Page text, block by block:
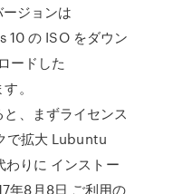
ジョンは
10 の ISO をダウン
ードした
。
、まずライセンス
で拡大 Lubuntu
りに インストー
年8月8日 ご利用の